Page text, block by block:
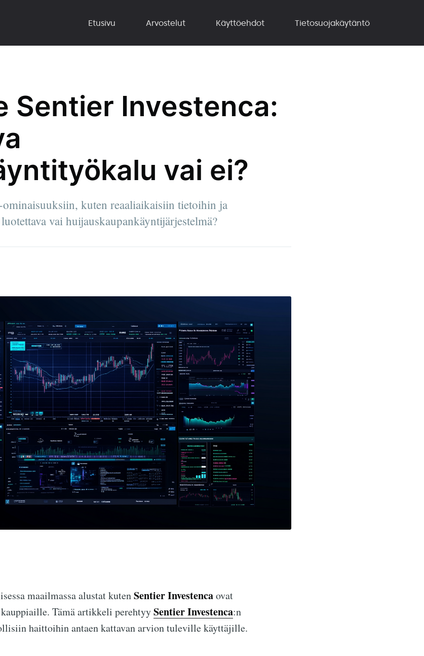
Etusivu Arvostelut Käyttöehdot Tietosuojakäytäntö
Sentier Investenca:
vai ei?
ominaisuuksiin, kuten reaaliaikaisiin tietoihin ja
vai huijauskaupankäyntijärjestelmä?
maailmassa alustat kutenSentier Investencaovat
Tämä artikkeli perehtyySentier Investenca:n
haittoihin antaen kattavan arvion tuleville käyttäjille.